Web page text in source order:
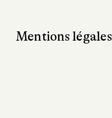
Mentions légales